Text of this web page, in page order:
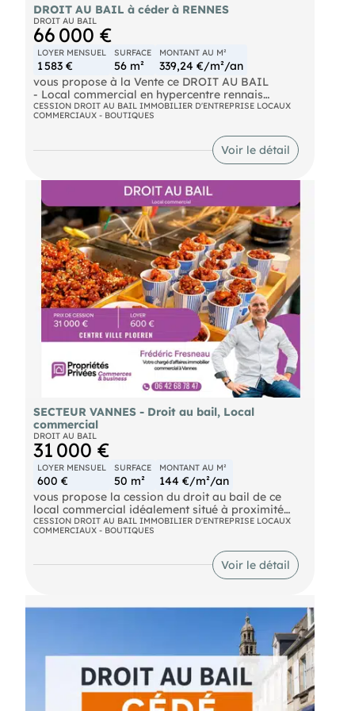
DROIT AU BAIL à céder à RENNES
DROIT AU BAIL
66 000 €
LOYER MENSUEL
1 583 €
SURFACE
56 m²
MONTANT AU M²
339,24 €/m²/an
vous propose à la Vente ce DROIT AU BAIL
- Local commercial en hypercentre rennais
- Une opportunité commerciale à saisir
Plongez au coeur de l'effervescence rennaise avec
ce droit au bail idéalement situé dans un
environnement commercial des plus attractifs.
À deux pas de la place des Lices et du métro
Sainte-Anne, ce local de 56 m² environ bénéficie
d'un emplacement stratégique, situé entre un
secteur dynamique de restauration et les rues
commerçantes accueillant de belles enseignes de
prêt-à-porter.
Il profite ainsi d'un environnement attractif et d'un
flux piéton important.
Un emplacement stratégique pour développer
votre activité.
CESSION DROIT AU BAIL IMMOBILIER D'ENTREPRISE LOCAUX
COMMERCIAUX - BOUTIQUES
Voir le détail
SECTEUR VANNES - Droit au bail, Local
commercial
DROIT AU BAIL
31 000 €
LOYER MENSUEL
600 €
SURFACE
50 m²
MONTANT AU M²
144 €/m²/an
vous propose la cession du droit au bail de ce
local commercial idéalement situé à proximité
immédiate de Vannes, sur un secteur dynamique
bénéficiant d'une excellente visibilité et d'un accès
D'une surface d'environ 50 m², ce local offre une
d'espace complémentaire selon votre activité.
Son principal atout réside dans la présence d'une
extraction, permettant d'accueillir de nombreuses
activités de restauration, mais également de
nombreux commerces ou activités de services.
Le local dispose également de deux places de
CESSION DROIT AU BAIL IMMOBILIER D'ENTREPRISE LOCAUX
COMMERCIAUX - BOUTIQUES
Voir le détail